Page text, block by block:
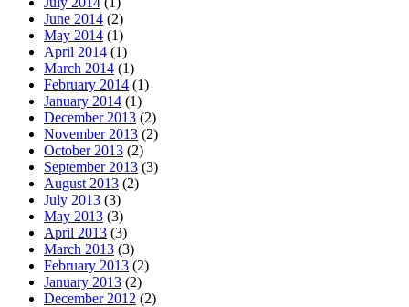
June 2014 (2)
May 2014 (1)
April 2014 (1)
March 2014 (1)
February 2014 (1)
January 2014 (1)
December 2013 (2)
November 2013 (2)
October 2013 (2)
September 2013 (3)
August 2013 (2)
July 2013 (3)
May 2013 (3)
April 2013 (3)
March 2013 (3)
February 2013 (2)
January 2013 (2)
December 2012 (2)